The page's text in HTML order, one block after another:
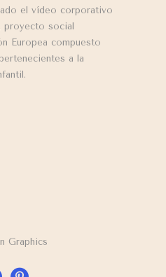
el vídeo corporativo
proyecto social
Europea compuesto
a la
Graphics